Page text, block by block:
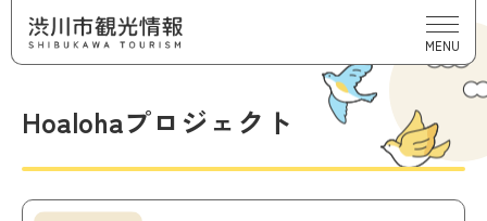
MENU
Hoalohaプロジェクト